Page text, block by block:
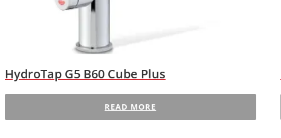
HydroTap G5 B60 Cube Plus
READ MORE